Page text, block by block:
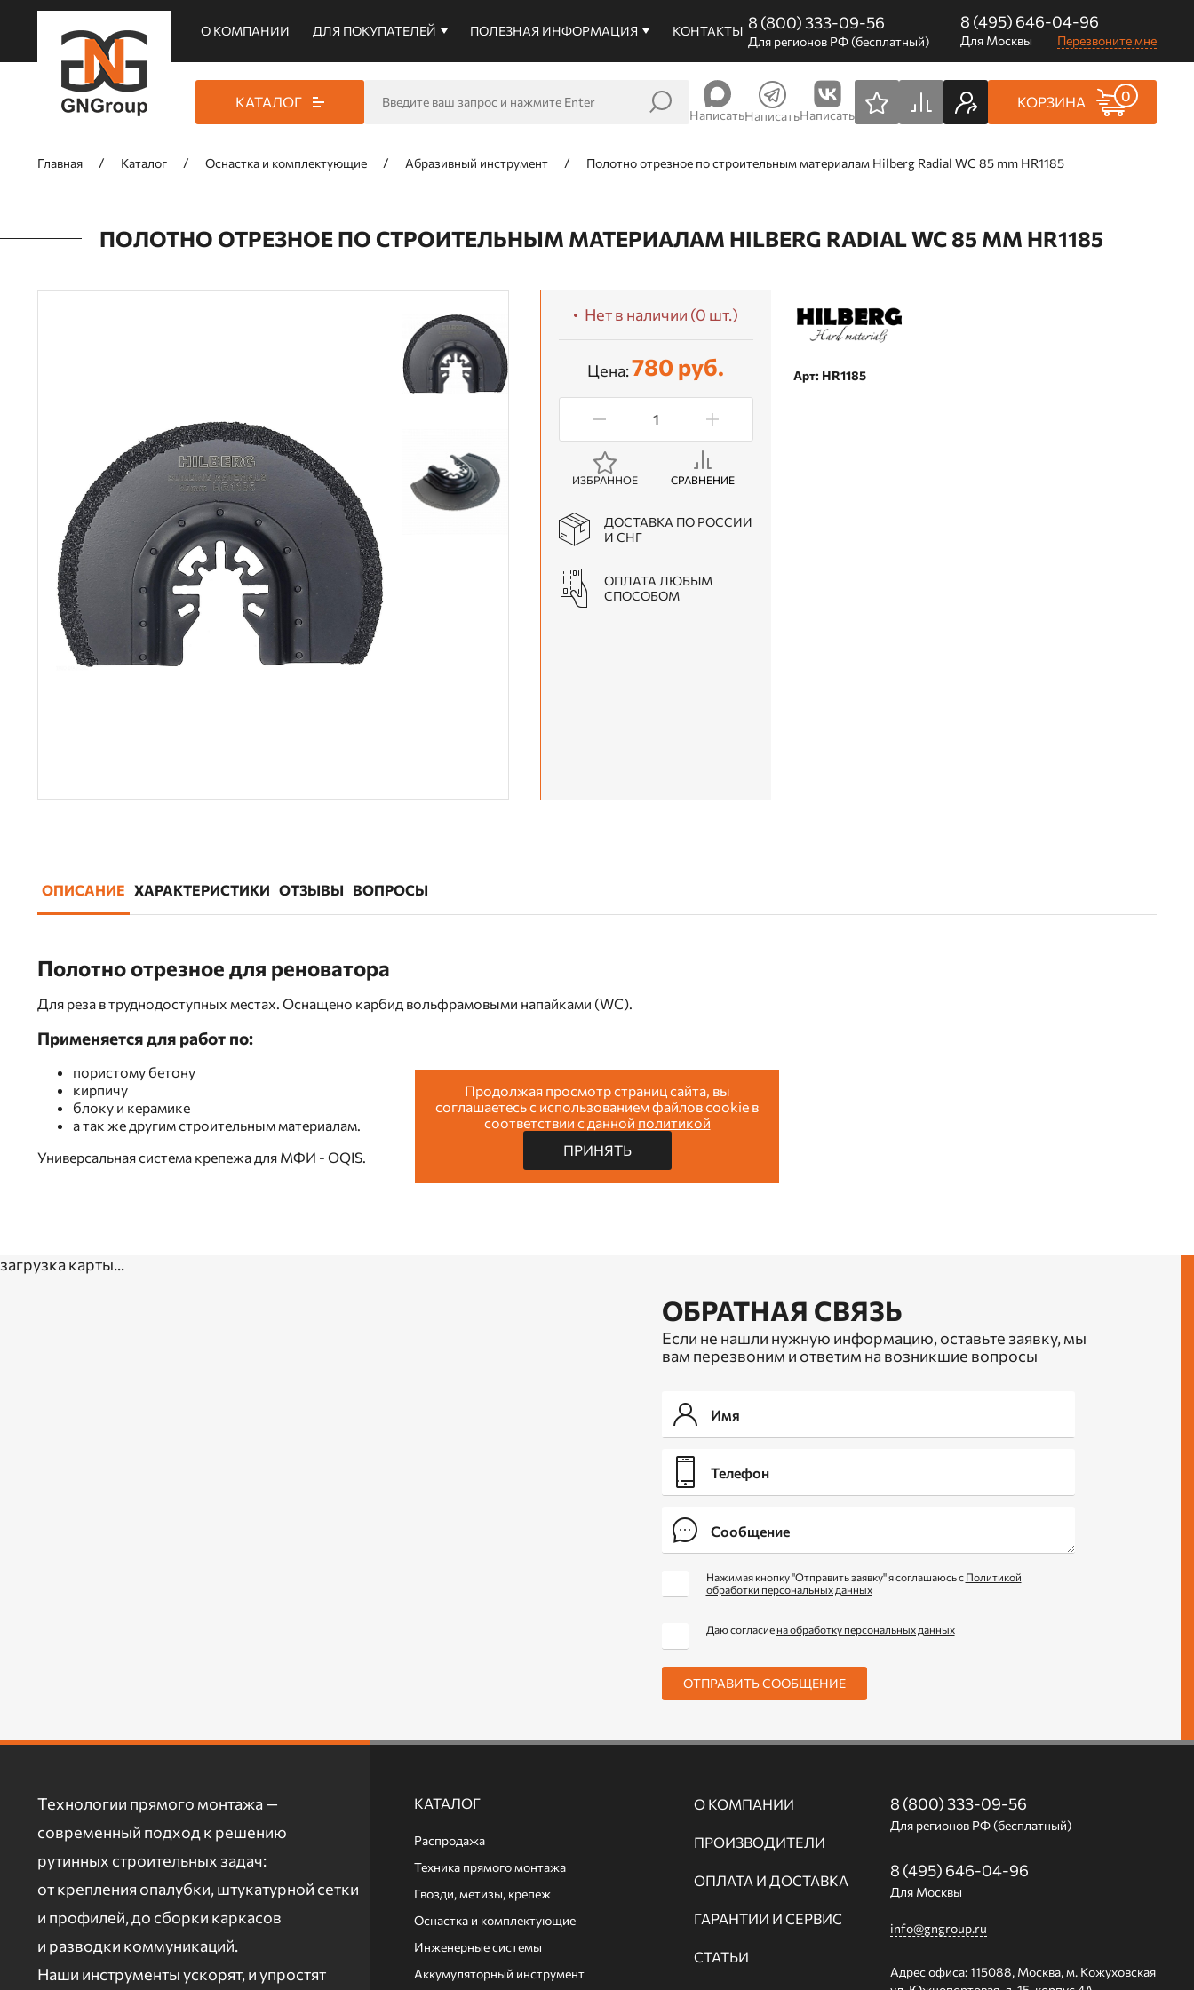
О КОМПАНИИ ДЛЯ ПОКУПАТЕЛЕЙ ПОЛЕЗНАЯ ИНФОРМАЦИЯ КОНТАКТЫ 8 (800) 333-09-56
Для регионов РФ (бесплатный)
8 (495) 646-04-96
Для Москвы Перезвоните мне
КАТАЛОГ
НаписатьНаписатьНаписать
КОРЗИНА 0
Главная Каталог Оснастка и комплектующие Абразивный инструмент Полотно отрезное по строительным материалам Hilberg Radial WC 85 mm HR1185
ПОЛОТНО ОТРЕЗНОЕ ПО СТРОИТЕЛЬНЫМ МАТЕРИАЛАМ HILBERG RADIAL WC 85 MM HR1185
Арт: HR1185
Нет в наличии (0 шт.)
Цена:780 руб.
ИЗБРАННОЕ СРАВНЕНИЕ
ДОСТАВКА ПО РОССИИ
И СНГ
ОПЛАТА ЛЮБЫМ
СПОСОБОМ
ОПИСАНИЕ ХАРАКТЕРИСТИКИ ОТЗЫВЫ ВОПРОСЫ
Полотно отрезное для реноватора
Для реза в труднодоступных местах. Оснащено карбид вольфрамовыми напайками (WC).
Применяется для работ по:
пористому бетону
кирпичу
блоку и керамике
а так же другим строительным материалам.
Универсальная система крепежа для МФИ - OQIS.
загрузка карты...
ОБРАТНАЯ СВЯЗЬ
Если не нашли нужную информацию, оставьте заявку, мы
вам перезвоним и ответим на возникшие вопросы
Нажимая кнопку "Отправить заявку" я соглашаюсь с Политикой
обработки персональных данных
Даю согласие на обработку персональных данных
ОТПРАВИТЬ СООБЩЕНИЕ
Технологии прямого монтажа —
современный подход к решению
рутинных строительных задач:
от крепления опалубки, штукатурной сетки
и профилей, до сборки каркасов
и разводки коммуникаций.
Наши инструменты ускорят, и упростят
КАТАЛОГ
Распродажа
Техника прямого монтажа
Гвозди, метизы, крепеж
Оснастка и комплектующие
Инженерные системы
Аккумуляторный инструмент
О КОМПАНИИ
ПРОИЗВОДИТЕЛИ
ОПЛАТА И ДОСТАВКА
ГАРАНТИИ И СЕРВИС
СТАТЬИ
8 (800) 333-09-56
Для регионов РФ (бесплатный)
8 (495) 646-04-96
Для Москвы
info@gngroup.ru
Адрес офиса: 115088, Москва, м. Кожуховская
Продолжая просмотр страниц сайта, вы
соглашаетесь с использованием файлов cookie в
соответствии с данной политикой
ПРИНЯТЬ